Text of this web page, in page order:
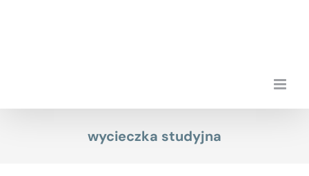
wycieczka studyjna